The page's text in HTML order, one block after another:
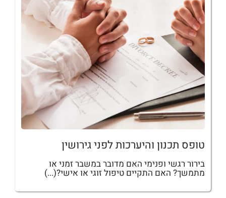
טופס תכנון והיערכות לפני גירושין
בירור רגשי ופנימי האם מדובר במשבר זמני או
מתמשך? האם התקיים טיפול זוגי או אישי?(...)